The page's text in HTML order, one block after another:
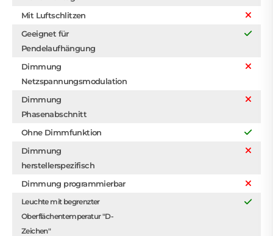
Mit Luftschlitzen
Geeignet für
Pendelaufhängung
Dimmung
Netzspannungsmodulation
Dimmung
Phasenabschnitt
Ohne Dimmfunktion
Dimmung
herstellerspezifisch
Dimmung programmierbar
Leuchte mit begrenzter
Oberflächentemperatur "D-
Zeichen"